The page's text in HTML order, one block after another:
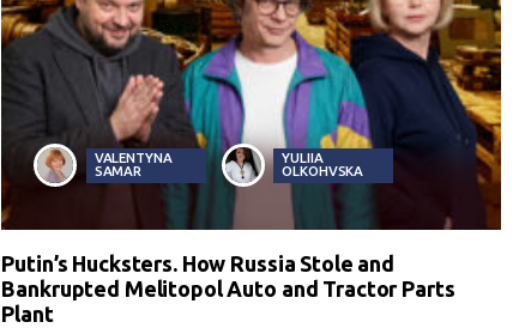
VALENTYNA
SAMAR
YULIIA
OLKOHVSKA
Putin’s Hucksters. How Russia Stole and
Bankrupted Melitopol Auto and Tractor Parts
Plant